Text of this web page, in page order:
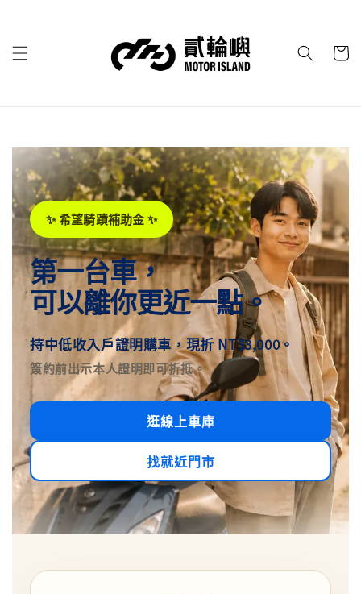
✨ 希望騎蹟補助金 ✨
第一台車，
可以離你更近一點。
持中低收入戶證明購車，現折 NT$3,000。
簽約前出示本人證明即可折抵。
逛線上車庫
找就近門市